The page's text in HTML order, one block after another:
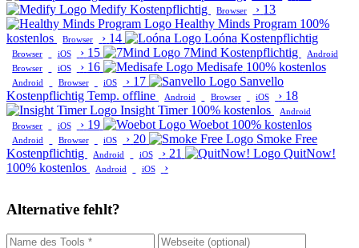
Medify Kostenpflichtig Browser › 13
Healthy Minds Program 100%
kostenlos
Browser › 14 Loóna Kostenpflichtig
Browser iOS › 15 7Mind Kostenpflichtig
Android
Browser
iOS › 16 Medisafe 100% kostenlos
Android Browser iOS › 17
Sanvello
Kostenpflichtig Temp. offline Android Browser iOS › 18
Insight Timer 100% kostenlos
Android
Browser
iOS › 19 Woebot 100% kostenlos
Android Browser iOS › 20
Smoke Free
Kostenpflichtig
Android iOS › 21
QuitNow!
100% kostenlos
Android iOS ›
Alternative fehlt?